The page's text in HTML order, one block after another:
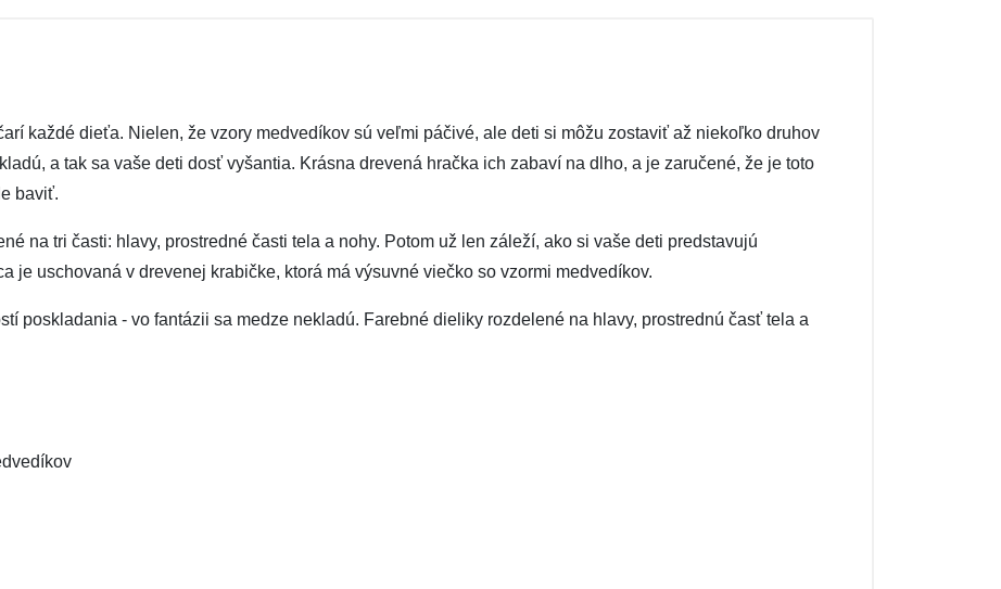
každé dieťa. Nielen, že vzory medvedíkov sú veľmi páčivé, ale deti si môžu zostaviť až niekoľko druhov
a tak sa vaše deti dosť vyšantia. Krásna drevená hračka ich zabaví na dlho, a je zaručené, že je toto
baviť.
na tri časti: hlavy, prostredné časti tela a nohy. Potom už len záleží, ako si vaše deti predstavujú
je uschovaná v drevenej krabičke, ktorá má výsuvné viečko so vzormi medvedíkov.
poskladania - vo fantázii sa medze nekladú. Farebné dieliky rozdelené na hlavy, prostrednú časť tela a